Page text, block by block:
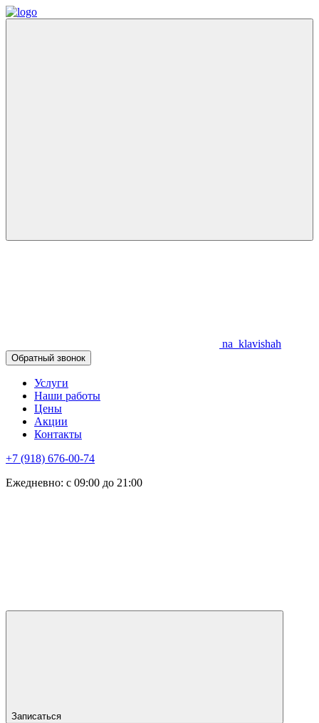
na_klavishah
Обратный звонок
Услуги
Наши работы
Цены
Акции
Контакты
+7 (918) 676-00-74
Ежедневно: с 09:00 до 21:00
Записаться